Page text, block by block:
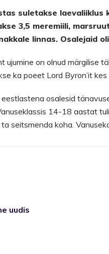
suletakse laevaliiklus
3,5 meremiili,
linnas. Osalejaid
ujumine on olnud märgilise
ka poeet Lord Byron’it
osalesid
14-18 aastat
seitsmenda koha.
uudis